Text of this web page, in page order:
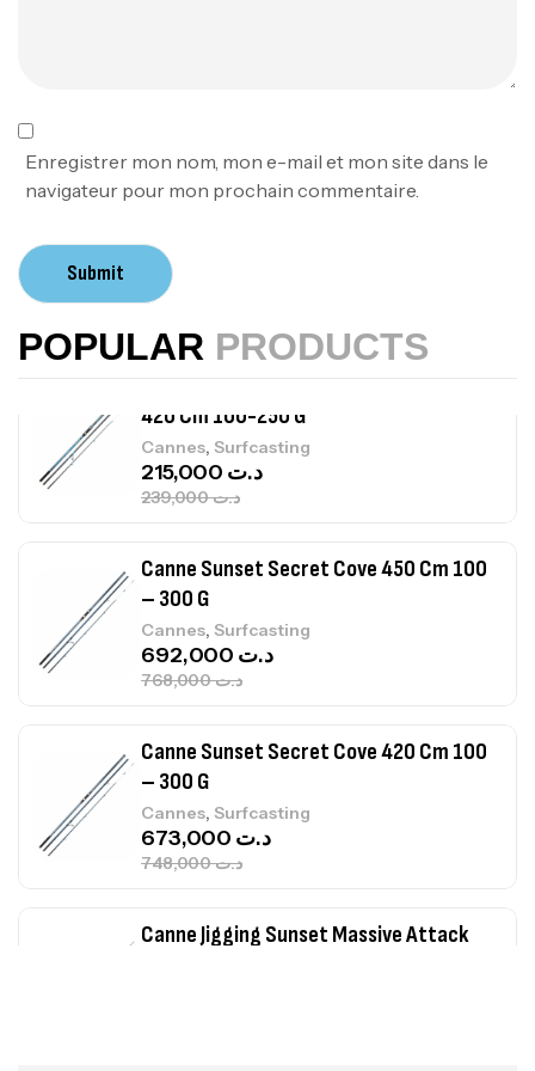
Enregistrer mon nom, mon e-mail et mon site dans le
navigateur pour mon prochain commentaire.
Submit
POPULAR PRODUCTS
Bagagerie
د.ت
د.ت378,000
Volant 3 Branches Inox T26S/35
Accastillage bateau
420 Cm 100-250 G
Cannes, Surfcasting
د.ت239,000
د.ت
Canne Sunset Secret Cove 450 Cm 100
– 300 G
Cannes, Surfcasting
د.ت768,000
د.ت
Canne Sunset Secret Cove 420 Cm 100
– 300 G
Cannes, Surfcasting
د.ت748,000
د.ت
Canne Jigging Sunset Massive Attack